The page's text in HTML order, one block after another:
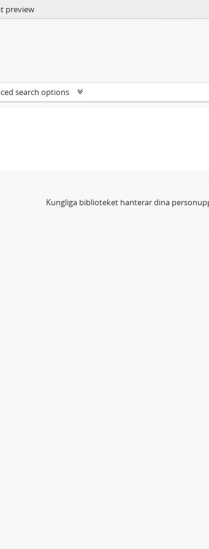
preview
search options
Kungliga biblioteket hanterar dina